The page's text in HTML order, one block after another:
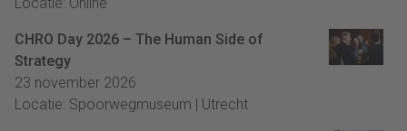
CHRO Day 2026 – The Human Side of
Strategy
23 november 2026
Locatie: Spoorwegmuseum | Utrecht